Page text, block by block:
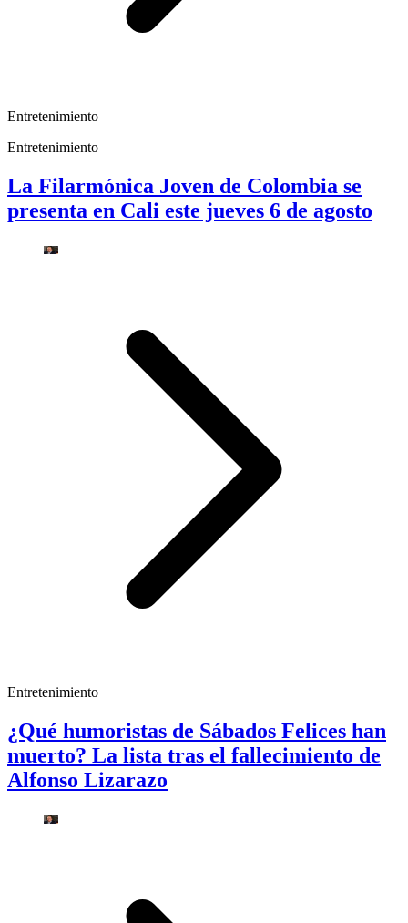
Entretenimiento
Entretenimiento
La Filarmónica Joven de Colombia se
presenta en Cali este jueves 6 de agosto
Entretenimiento
¿Qué humoristas de Sábados Felices han
muerto? La lista tras el fallecimiento de
Alfonso Lizarazo